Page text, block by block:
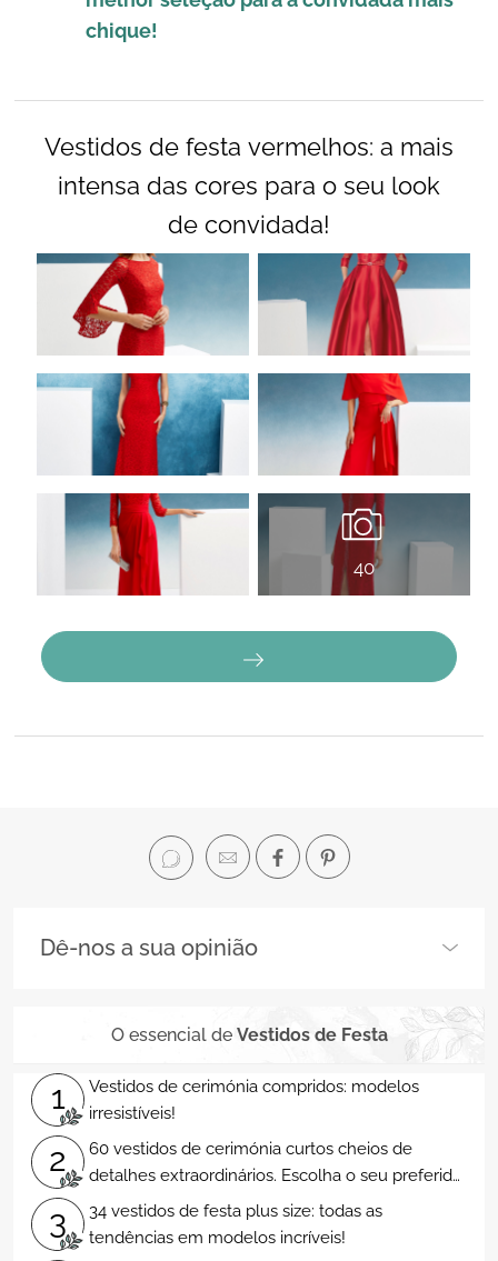
chique!
Vestidos de festa vermelhos: a mais
intensa das cores para o seu look
de convidada!
40
Dê-nos a sua opinião
O essencial de Vestidos de Festa
1
Vestidos de cerimónia compridos: modelos
irresistíveis!
2
60 vestidos de cerimónia curtos cheios de
detalhes extraordinários. Escolha o seu preferido
e arrase!
3
34 vestidos de festa plus size: todas as
tendências em modelos incríveis!